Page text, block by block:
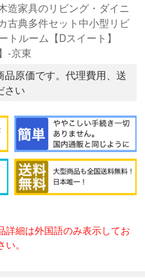
造家具のリビング・ダイニ
古典多件セット中小型リビ
トルーム【Dスイート】
-京東
品原価です。代理費用、送
さい
詳細は外国語のみ表示してお
。